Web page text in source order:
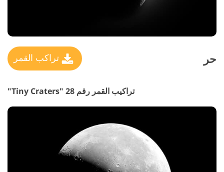
حر تراكب القمر
تراكيب القمر رقم 28 "Tiny Craters"